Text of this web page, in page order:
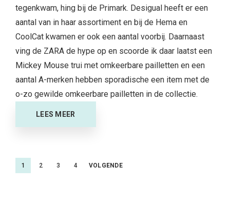
tegenkwam, hing bij de Primark. Desigual heeft er een
aantal van in haar assortiment en bij de Hema en
CoolCat kwamen er ook een aantal voorbij. Daarnaast
ving de ZARA de hype op en scoorde ik daar laatst een
Mickey Mouse trui met omkeerbare pailletten en een
aantal A-merken hebben sporadische een item met de
o-zo gewilde omkeerbare pailletten in de collectie.
LEES MEER
Berichtnavigatie
1 2 3 4 VOLGENDE